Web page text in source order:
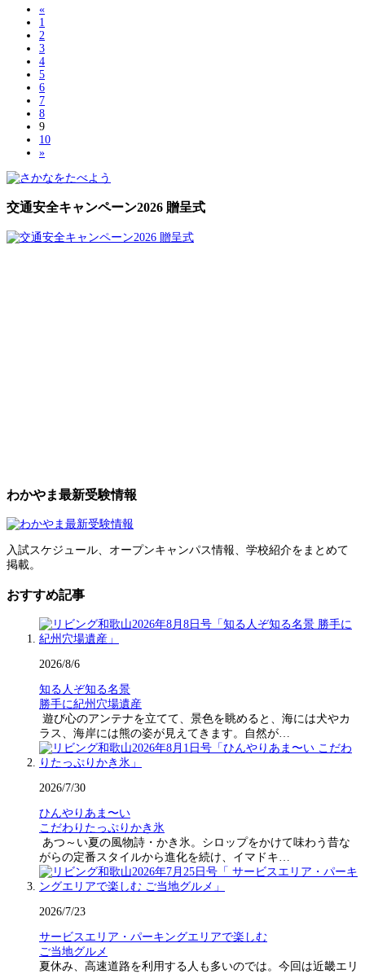
«
1
2
3
4
5
6
7
8
9
10
»
交通安全キャンペーン2026 贈呈式
わかやま最新受験情報
入試スケジュール、オープンキャンパス情報、学校紹介をまとめて
掲載。
おすすめ記事
2026/8/6
知る人ぞ知る名景
勝手に紀州穴場遺産
遊び心のアンテナを立てて、景色を眺めると、海には犬やカ
ラス、海岸には熊の姿が見えてきます。自然が…
2026/7/30
ひんやりあま〜い
こだわりたっぷりかき氷
あつ～い夏の風物詩・かき氷。シロップをかけて味わう昔な
がらの定番スタイルから進化を続け、イマドキ…
2026/7/23
サービスエリア・パーキングエリアで楽しむ
ご当地グルメ
夏休み、高速道路を利用する人も多いのでは。今回は近畿エリ